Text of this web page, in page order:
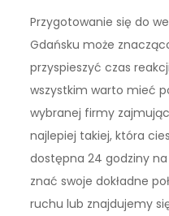
Przygotowanie się do
Gdańsku może
przyspieszyć czas
wszystkim warto mieć
wybranej firmy
najlepiej takiej, która
dostępna 24 godziny
znać swoje dokładne
ruchu lub znajdujemy